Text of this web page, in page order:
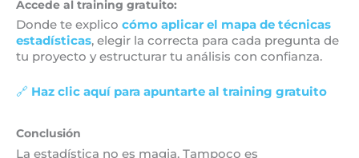
Accede al training gratuito:
Donde te explico cómo aplicar el mapa de técnicas
estadísticas, elegir la correcta para cada pregunta de
tu proyecto y estructurar tu análisis con confianza.
🔗 Haz clic aquí para apuntarte al training gratuito
Conclusión
La estadística no es magia. Tampoco es